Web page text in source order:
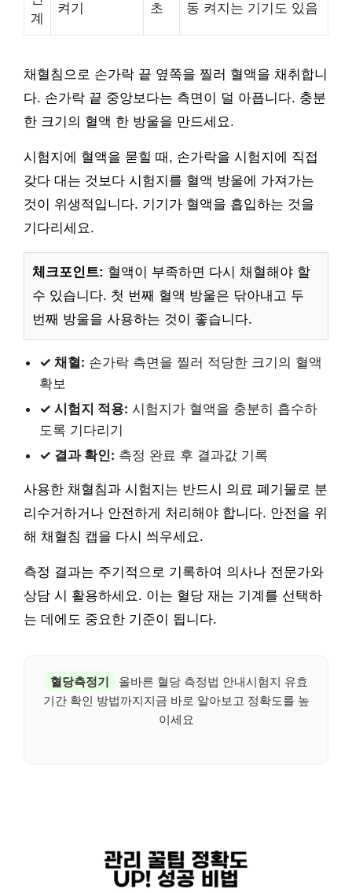
계
켜기 초 동 켜지는 기기도 있음
채혈침으로 손가락 끝 옆쪽을 찔러 혈액을 채취합니
다. 손가락 끝 중앙보다는 측면이 덜 아픕니다. 충분
한 크기의 혈액 한 방울을 만드세요.
시험지에 혈액을 묻힐 때, 손가락을 시험지에 직접
갖다 대는 것보다 시험지를 혈액 방울에 가져가는
것이 위생적입니다. 기기가 혈액을 흡입하는 것을
기다리세요.
체크포인트: 혈액이 부족하면 다시 채혈해야 할
수 있습니다. 첫 번째 혈액 방울은 닦아내고 두
번째 방울을 사용하는 것이 좋습니다.
✓ 채혈: 손가락 측면을 찔러 적당한 크기의 혈액
확보
✓ 시험지 적용: 시험지가 혈액을 충분히 흡수하
도록 기다리기
✓ 결과 확인: 측정 완료 후 결과값 기록
사용한 채혈침과 시험지는 반드시 의료 폐기물로 분
리수거하거나 안전하게 처리해야 합니다. 안전을 위
해 채혈침 캡을 다시 씌우세요.
측정 결과는 주기적으로 기록하여 의사나 전문가와
상담 시 활용하세요. 이는 혈당 재는 기계를 선택하
는 데에도 중요한 기준이 됩니다.
혈당측정기
올바른 혈당 측정법 안내시험지 유효
기간 확인 방법까지지금 바로 알아보고 정확도를 높
이세요